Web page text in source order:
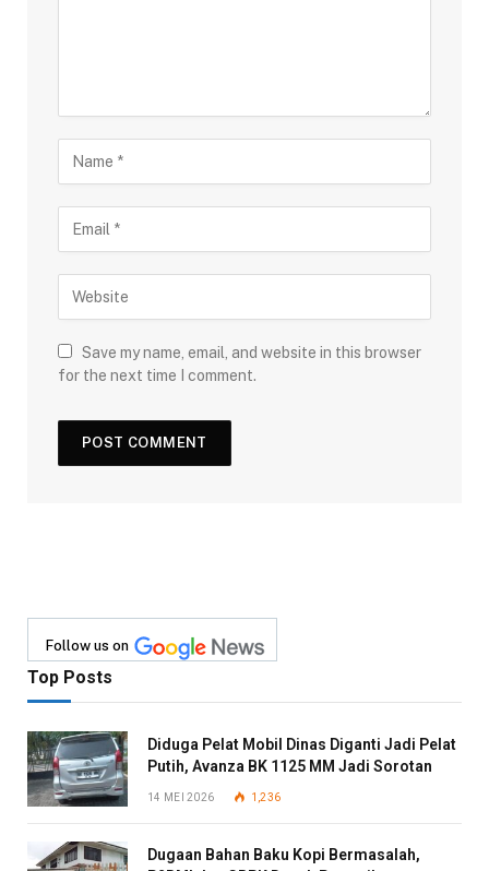
Save my name, email, and website in this browser
for the next time I comment.
Follow us on
Top Posts
Diduga Pelat Mobil Dinas Diganti Jadi Pelat
Putih, Avanza BK 1125 MM Jadi Sorotan
14 MEI 2026 1,236
Dugaan Bahan Baku Kopi Bermasalah,